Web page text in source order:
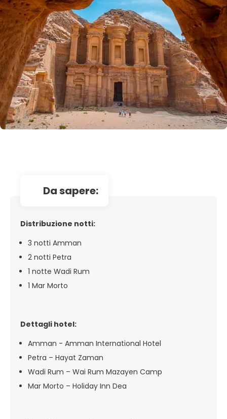
da sapere:
Distribuzione notti:
3 notti Amman
2 notti Petra
1 notte Wadi Rum
1 Mar Morto
Dettagli hotel:
Amman - Amman International Hotel
Petra – Hayat Zaman
Wadi Rum – Wai Rum Mazayen Camp
Mar Morto – Holiday Inn Dea